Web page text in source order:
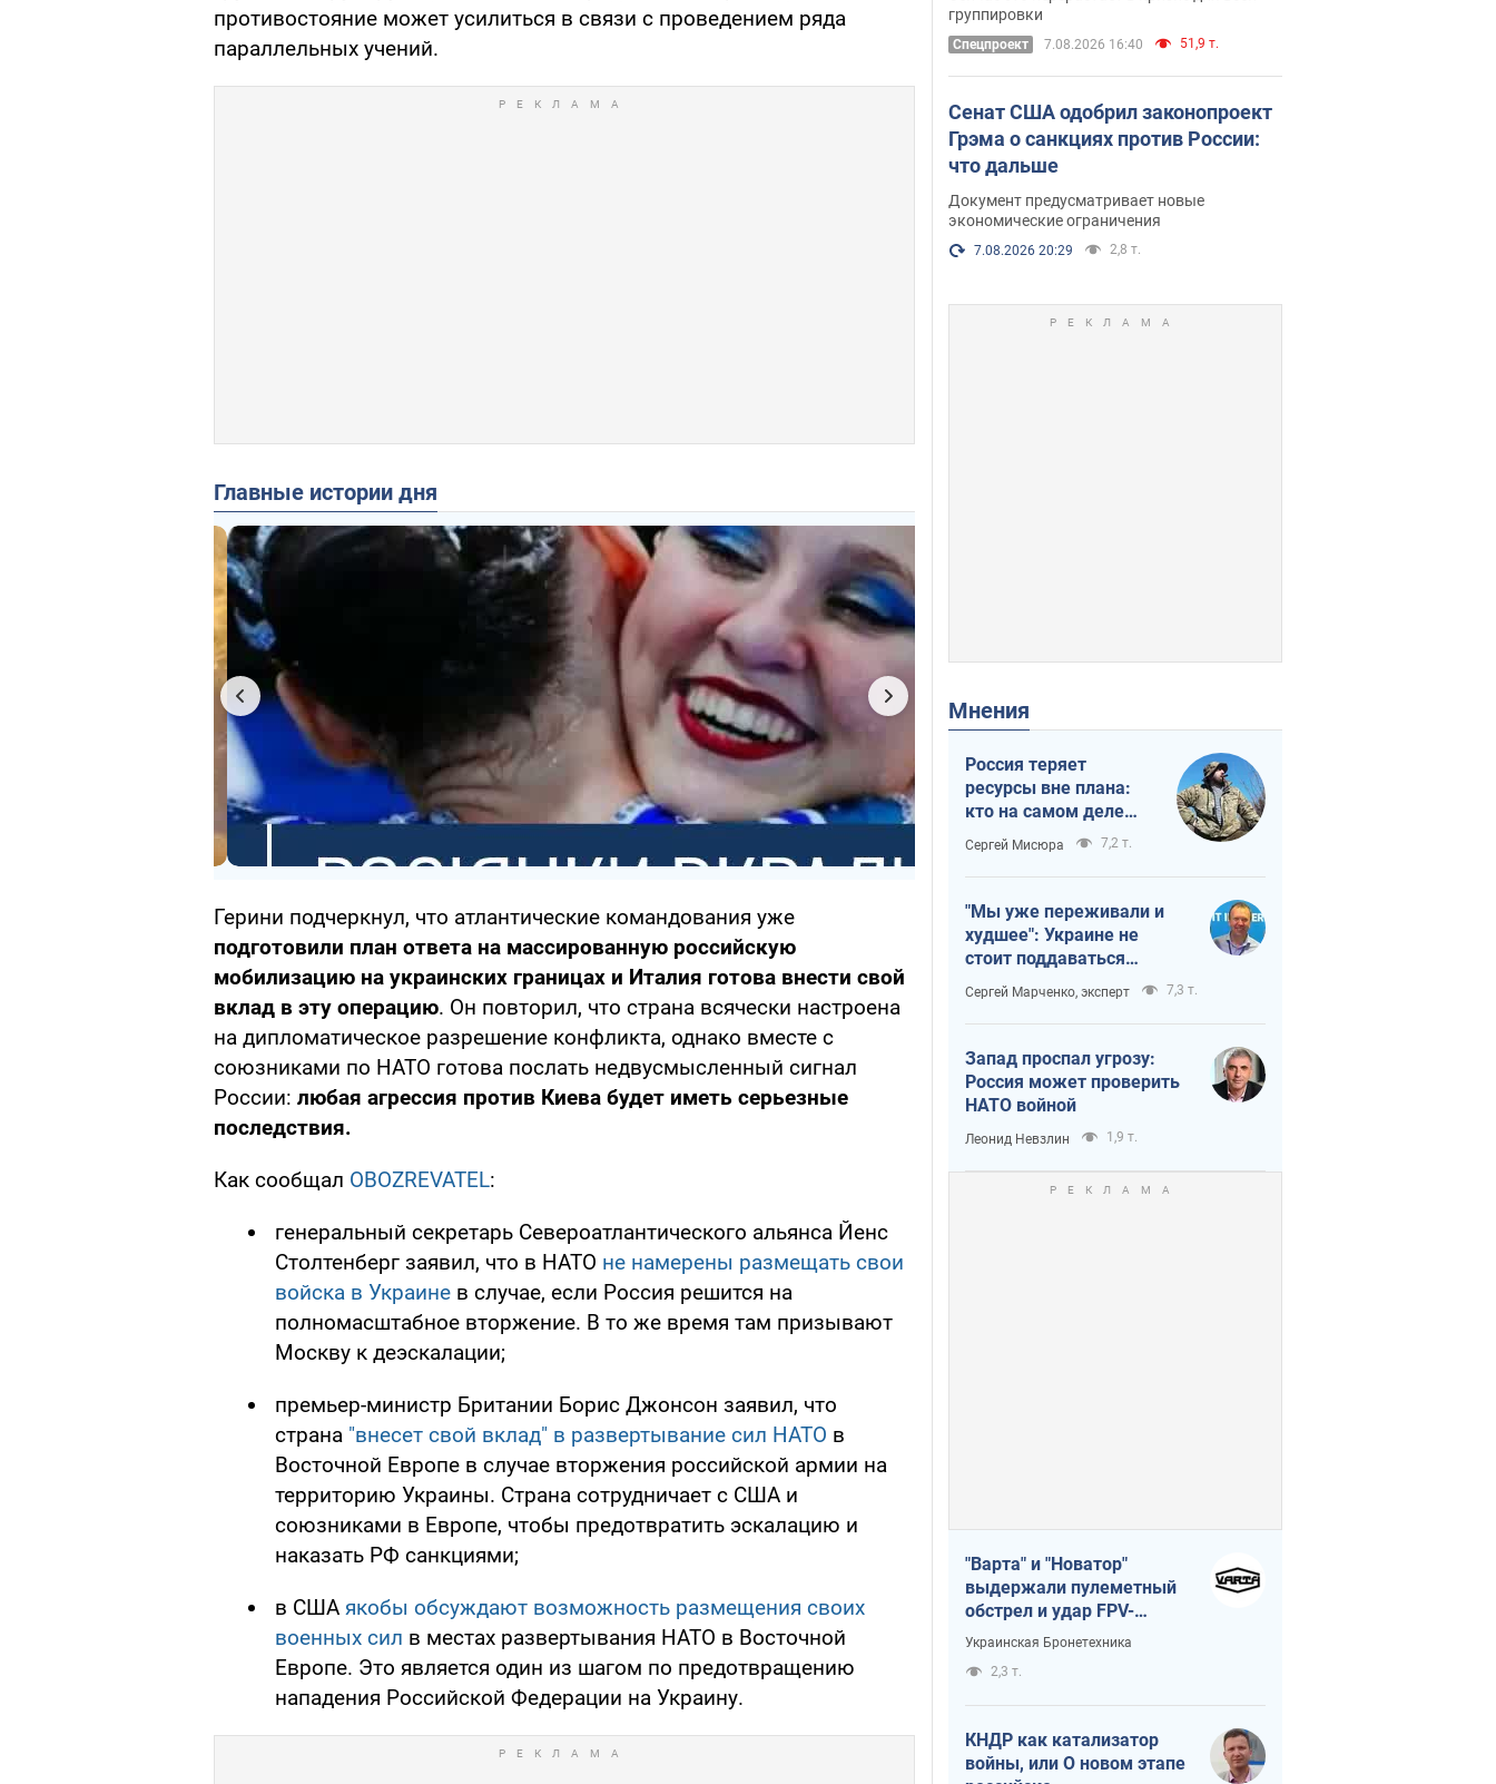
противостояние может усилиться в связи с проведением ряда
параллельных учений.
Главные истории дня
Герини подчеркнул, что атлантические командования уже
подготовили план ответа на массированную российскую
мобилизацию на украинских границах и Италия готова внести свой
вклад в эту операцию. Он повторил, что страна всячески настроена
на дипломатическое разрешение конфликта, однако вместе с
союзниками по НАТО готова послать недвусмысленный сигнал
России: любая агрессия против Киева будет иметь серьезные
последствия.
Как сообщал OBOZREVATEL:
генеральный секретарь Североатлантического альянса Йенс
Столтенберг заявил, что в НАТО не намерены размещать свои
войска в Украине в случае, если Россия решится на
полномасштабное вторжение. В то же время там призывают
Москву к деэскалации;
премьер-министр Британии Борис Джонсон заявил, что
страна "внесет свой вклад" в развертывание сил НАТО в
Восточной Европе в случае вторжения российской армии на
территорию Украины. Страна сотрудничает с США и
союзниками в Европе, чтобы предотвратить эскалацию и
наказать РФ санкциями;
в США якобы обсуждают возможность размещения своих
военных сил в местах развертывания НАТО в Восточной
Европе. Это является один из шагом по предотвращению
нападения Российской Федерации на Украину.
удалось
группировки
Спецпроект 7.08.2026 16:40 51,9 т.
Сенат США одобрил законопроект
Грэма о санкциях против России:
что дальше
Документ предусматривает новые
экономические ограничения
7.08.2026 20:29 2,8 т.
Мнения
Россия теряет
ресурсы вне плана:
кто на самом деле
диктует темп войны
Сергей Мисюра 7,2 т.
"Мы уже переживали и
худшее": Украине не
стоит поддаваться
отчаянию из-за
ракетного террора
Сергей Марченко, эксперт 7,3 т.
Запад проспал угрозу:
Россия может проверить
НАТО войной
Леонид Невзлин 1,9 т.
"Варта" и "Новатор"
выдержали пулеметный
обстрел и удар FPV-
дрона, сохранив жизнь
Украинская Бронетехника
2,3 т.
КНДР как катализатор
войны, или О новом этапе